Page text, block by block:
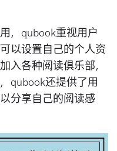
，qubook重视用户
以设置自己的个人资
入各种阅读俱乐部，
qubook还提供了用
分享自己的阅读感